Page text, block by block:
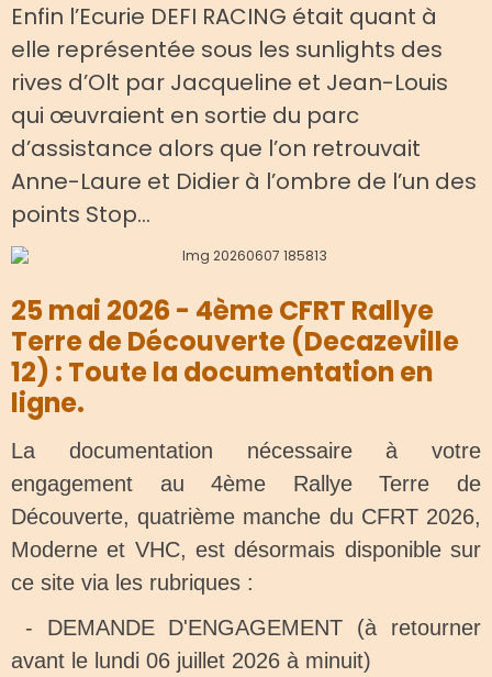
Enfin l’Ecurie DEFI RACING était quant à
elle représentée sous les sunlights des
rives d’Olt par Jacqueline et Jean-Louis
qui œuvraient en sortie du parc
d’assistance alors que l’on retrouvait
Anne-Laure et Didier à l’ombre de l’un des
points Stop…
25 mai 2026 - 4ème CFRT Rallye
Terre de Découverte (Decazeville
12) : Toute la documentation en
ligne.
La documentation nécessaire à votre
engagement au 4ème Rallye Terre de
Découverte, quatrième manche du CFRT 2026,
Moderne et VHC, est désormais disponible sur
ce site via les rubriques :
- DEMANDE D'ENGAGEMENT (à retourner
avant le lundi 06 juillet 2026 à minuit)